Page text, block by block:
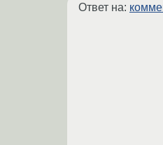
Ответ на: